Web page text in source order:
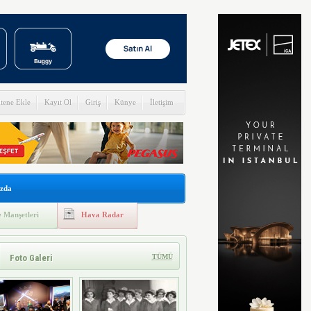
Ekle Kayıt Ol Giriş Künye İletişim
Manşetleri Hava Radar
Foto Galeri TÜMÜ